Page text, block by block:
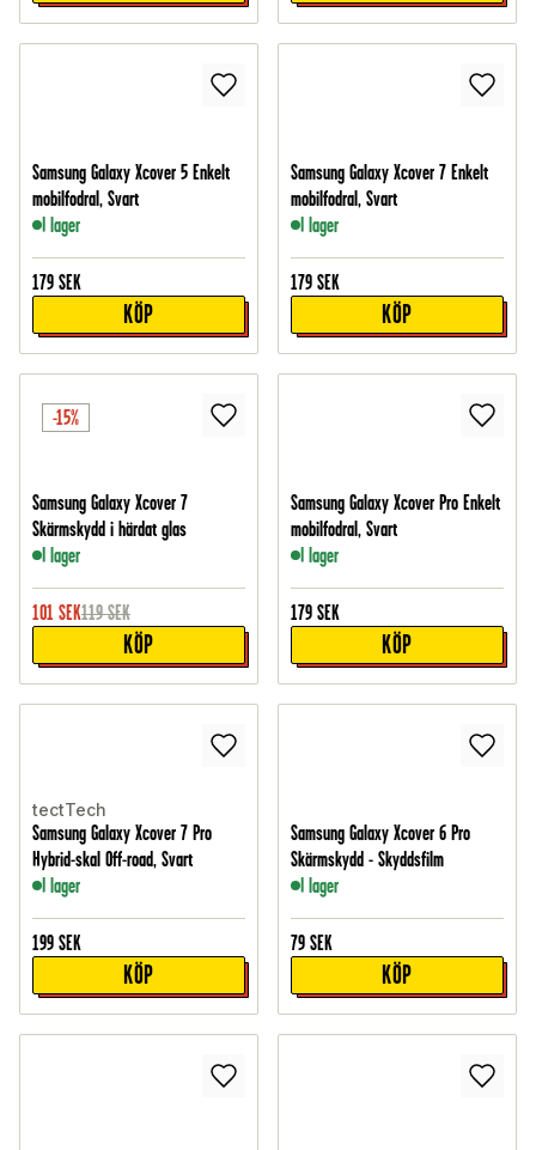
Samsung Galaxy Xcover 5 Enkelt
mobilfodral, Svart
I lager
179 SEK
KÖP
Samsung Galaxy Xcover 7 Enkelt
mobilfodral, Svart
I lager
179 SEK
KÖP
-15%
Samsung Galaxy Xcover 7
Skärmskydd i härdat glas
I lager
101 SEK119 SEK
KÖP
Samsung Galaxy Xcover Pro Enkelt
mobilfodral, Svart
I lager
179 SEK
KÖP
tectTech
Samsung Galaxy Xcover 7 Pro
Hybrid-skal Off-road, Svart
I lager
199 SEK
KÖP
Samsung Galaxy Xcover 6 Pro
Skärmskydd - Skyddsfilm
I lager
79 SEK
KÖP